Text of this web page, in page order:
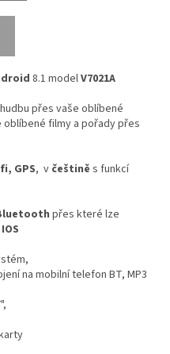
8.1 modelV7021A
přes vaše oblíbené
filmy a pořady přes
GPS, v češtině s funkcí
přes které lze
na mobilní telefon BT, MP3